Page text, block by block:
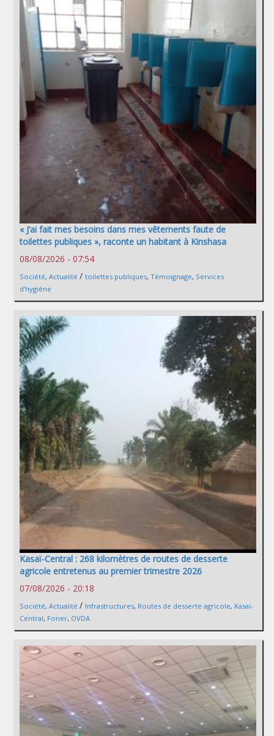
« J’ai fait mes besoins dans mes vêtements faute de
toilettes publiques », raconte un habitant à Kinshasa
08/08/2026 - 07:54
Société, Actualité / toilettes publiques, Témoignage, Services
d'hygiène
Kasaï-Central : 268 kilomètres de routes de desserte
agricole entretenus au premier trimestre 2026
07/08/2026 - 20:18
Société, Actualité / Infrastructures, Routes de desserte agricole, Kasai-
Central, Foner, OVDA